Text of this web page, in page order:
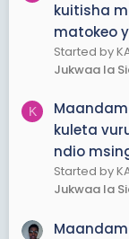
kuitisha
matokeo
Started by
Jukwaa la
K
kuleta
ndio
Started by
Jukwaa la